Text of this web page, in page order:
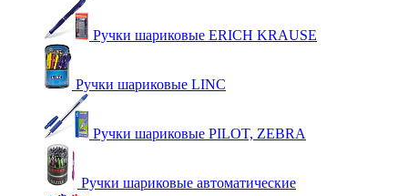
Ручки шариковые ERICH KRAUSE
Ручки шариковые LINC
Ручки шариковые PILOT, ZEBRA
Ручки шариковые автоматические